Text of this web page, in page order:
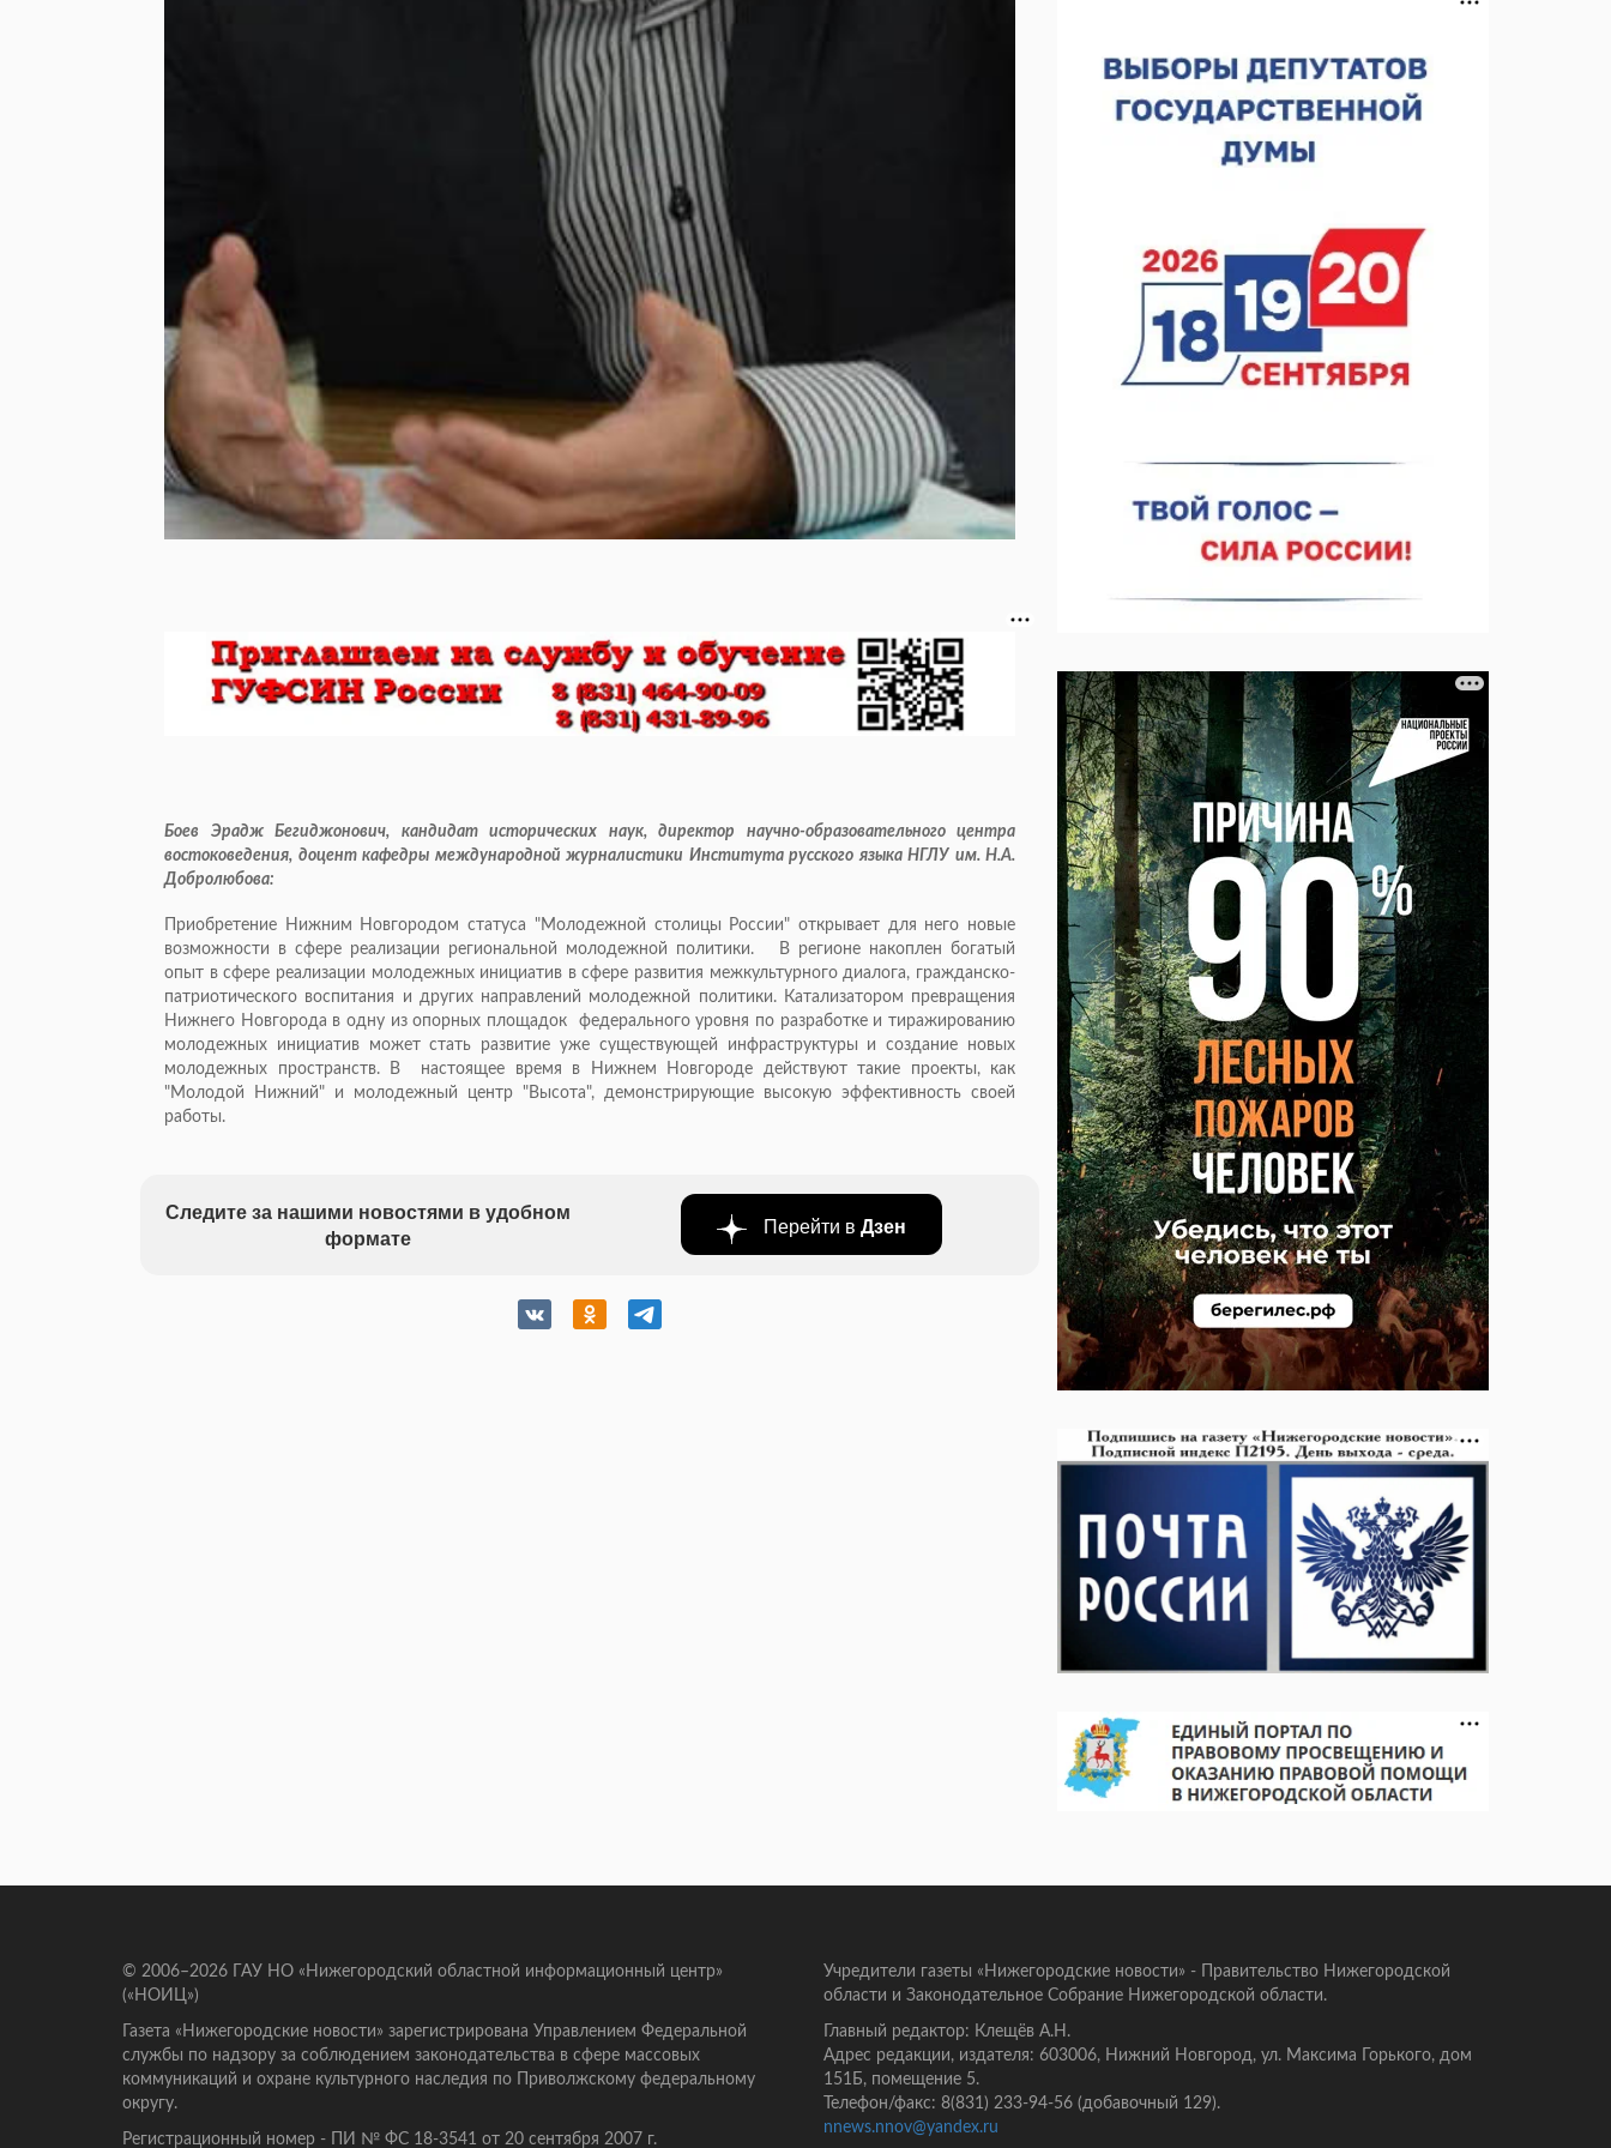
Боев Эрадж Бегиджонович, кандидат исторических наук, директор научно-образовательного центра
востоковедения, доцент кафедры международной журналистики Института русского языка НГЛУ им. Н.А.
Добролюбова:
Приобретение Нижним Новгородом статуса "Молодежной столицы России" открывает для него новые
возможности в сфере реализации региональной молодежной политики. В регионе накоплен богатый
опыт в сфере реализации молодежных инициатив в сфере развития межкультурного диалога, гражданско-
патриотического воспитания и других направлений молодежной политики. Катализатором превращения
Нижнего Новгорода в одну из опорных площадок федерального уровня по разработке и тиражированию
молодежных инициатив может стать развитие уже существующей инфраструктуры и создание новых
молодежных пространств. В настоящее время в Нижнем Новгороде действуют такие проекты, как
"Молодой Нижний" и молодежный центр "Высота", демонстрирующие высокую эффективность своей
работы.
Следите за нашими новостями в удобном
формате
Перейти в Дзен
В Нижегородской области посещаемость
спортобъектов выросла на 28%
07.08.2026 12:15
07.08.2026 12:04
В Нижегородской области созданы четыре ММЦ
07.08.2026 11:46
телебашни
© 2006–2026 ГАУ НО «Нижегородский областной информационный центр»
(«НОИЦ»)
Газета «Нижегородские новости» зарегистрирована Управлением Федеральной
службы по надзору за соблюдением законодательства в сфере массовых
коммуникаций и охране культурного наследия по Приволжскому федеральному
округу.
Регистрационный номер - ПИ № ФС 18-3541 от 20 сентября 2007 г.
Учредители газеты «Нижегородские новости» - Правительство Нижегородской
области и Законодательное Собрание Нижегородской области.
Главный редактор: Клещёв А.Н.
Адрес редакции, издателя: 603006, Нижний Новгород, ул. Максима Горького, дом
151Б, помещение 5.
Телефон/факс: 8(831) 233-94-56 (добавочный 129).
nnews.nnov@yandex.ru